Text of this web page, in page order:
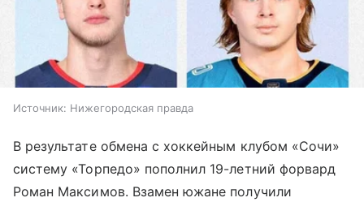
Источник: Нижегородская правда
В результате обмена с хоккейным клубом «Сочи»
систему «Торпедо» пополнил 19-летний форвард
Роман Максимов. Взамен южане получили